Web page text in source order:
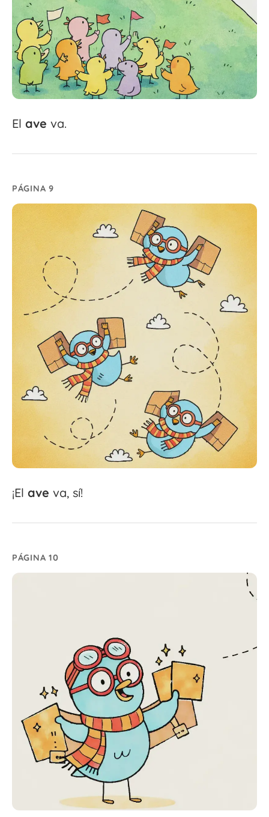
El ave va.
PÁGINA 9
¡El ave va, sí!
PÁGINA 10